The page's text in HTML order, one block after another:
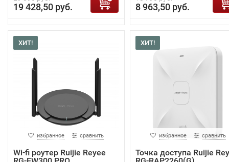
19 428,50 руб. 8 963,50 руб.
ХИТ!
избранное сравнить
Wi-fi роутер Ruijie Reyee
ХИТ!
избранное сравнить
Точка доступа Ruijie